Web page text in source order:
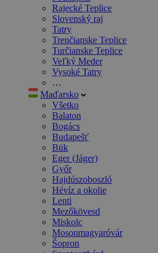
Rajecké Teplice
Slovenský raj
Tatry
Trenčianske Teplice
Turčianske Teplice
Veľký Meder
Vysoké Tatry
…
Maďarsko
Všetko
Balaton
Bogács
Budapešť
Bük
Eger (Jáger)
Győr
Hajdúszoboszló
Hévíz a okolie
Lenti
Mezőkövesd
Miskolc
Mosonmagyaróvár
Šopron